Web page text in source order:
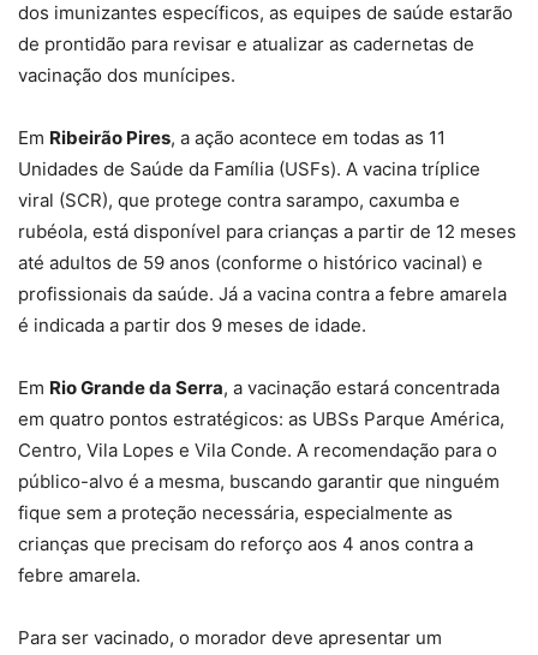
dos imunizantes específicos, as equipes de saúde estarão
de prontidão para revisar e atualizar as cadernetas de
vacinação dos munícipes.
Em Ribeirão Pires, a ação acontece em todas as 11
Unidades de Saúde da Família (USFs). A vacina tríplice
viral (SCR), que protege contra sarampo, caxumba e
rubéola, está disponível para crianças a partir de 12 meses
até adultos de 59 anos (conforme o histórico vacinal) e
profissionais da saúde. Já a vacina contra a febre amarela
é indicada a partir dos 9 meses de idade.
Em Rio Grande da Serra, a vacinação estará concentrada
em quatro pontos estratégicos: as UBSs Parque América,
Centro, Vila Lopes e Vila Conde. A recomendação para o
público-alvo é a mesma, buscando garantir que ninguém
fique sem a proteção necessária, especialmente as
crianças que precisam do reforço aos 4 anos contra a
febre amarela.
Para ser vacinado, o morador deve apresentar um